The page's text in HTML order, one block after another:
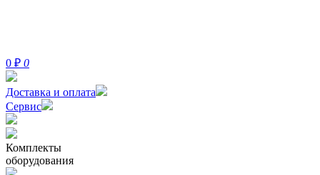
0 ₽ 0
Доставка и оплата
Сервис
Комплекты
оборудования